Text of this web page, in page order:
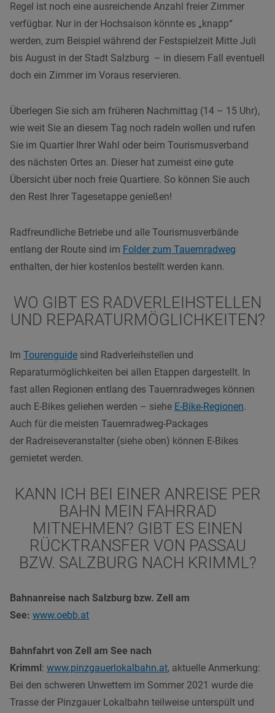
Regel ist noch eine ausreichende Anzahl freier Zimmer
verfügbar. Nur in der Hochsaison könnte es „knapp“
werden, zum Beispiel während der Festspielzeit Mitte Juli
bis August in der Stadt Salzburg – in diesem Fall eventuell
doch ein Zimmer im Voraus reservieren.
Überlegen Sie sich am früheren Nachmittag (14 – 15 Uhr),
wie weit Sie an diesem Tag noch radeln wollen und rufen
Sie im Quartier Ihrer Wahl oder beim Tourismusverband
des nächsten Ortes an. Dieser hat zumeist eine gute
Übersicht über noch freie Quartiere. So können Sie auch
den Rest Ihrer Tagesetappe genießen!
Radfreundliche Betriebe und alle Tourismusverbände
entlang der Route sind im Folder zum Tauernradweg
enthalten, der hier kostenlos bestellt werden kann.
WO GIBT ES RADVERLEIHSTELLEN
UND REPARATURMÖGLICHKEITEN?
Im Tourenguide sind Radverleihstellen und
Reparaturmöglichkeiten bei allen Etappen dargestellt. In
fast allen Regionen entlang des Tauernradweges können
auch E-Bikes geliehen werden – siehe E-Bike-Regionen.
Auch für die meisten Tauernradweg-Packages
der Radreiseveranstalter (siehe oben) können E-Bikes
gemietet werden.
KANN ICH BEI EINER ANREISE PER
BAHN MEIN FAHRRAD
MITNEHMEN? GIBT ES EINEN
RÜCKTRANSFER VON PASSAU
BZW. SALZBURG NACH KRIMML?
Bahnanreise nach Salzburg bzw. Zell am
See: www.oebb.at
Bahnfahrt von Zell am See nach
Krimml : www.pinzgauerlokalbahn.at, aktuelle Anmerkung:
Bei den schweren Unwettern im Sommer 2021 wurde die
Trasse der Pinzgauer Lokalbahn teilweise unterspült und